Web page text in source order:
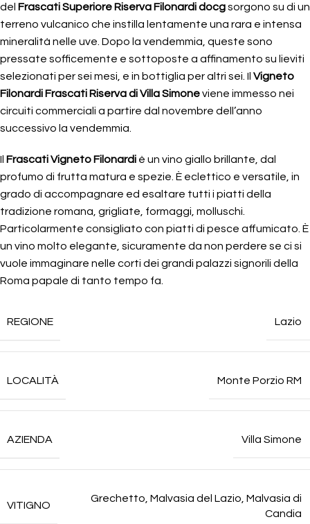
del Frascati Superiore Riserva Filonardi docgsorgono su di un
terreno vulcanico che instilla lentamente una rara e intensa
mineralità nelle uve. Dopo la vendemmia, queste sono
pressate sofficemente e sottoposte a affinamento su lieviti
selezionati per sei mesi, e in bottiglia per altri sei. Il Vigneto
Filonardi Frascati Riserva di Villa Simoneviene immesso nei
circuiti commerciali a partire dal novembre dell’anno
successivo la vendemmia.
Il Frascati Vigneto Filonardi è un vino giallo brillante, dal
profumo di frutta matura e spezie. È eclettico e versatile, in
grado di accompagnare ed esaltare tutti i piatti della
tradizione romana, grigliate, formaggi, molluschi.
Particolarmente consigliato con piatti di pesce affumicato. È
un vino molto elegante, sicuramente da non perdere se ci si
vuole immaginare nelle corti dei grandi palazzi signorili della
Roma papale di tanto tempo fa.
REGIONE Lazio
LOCALITÀ Monte Porzio RM
AZIENDA Villa Simone
VITIGNO
Grechetto Malvasia del Lazio Malvasia di
Candia